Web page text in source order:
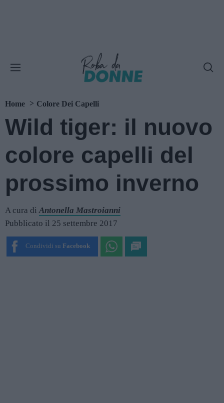
Home Colore Dei Capelli
Wild tiger: il nuovo
colore capelli del
prossimo inverno
A cura diAntonella Mastroianni
Pubblicato il 25 settembre 2017
Condividi su Facebook